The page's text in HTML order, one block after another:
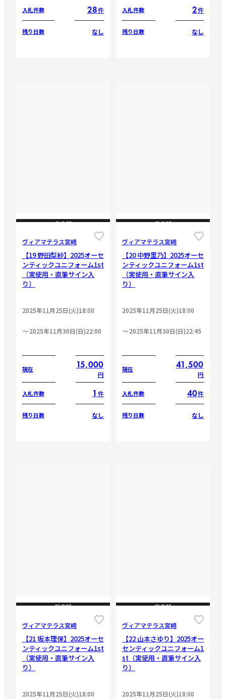
入札件数 28件
残り日数 なし
入札件数 2件
残り日数 なし
CLOSE
ヴィアマテラス宮崎
【19 野田梨紗】2025オーセ
ンティックユニフォーム1st
（実使用・直筆サイン入
り）
2025年11月25日(火)18:00
2025年11月30日(日)22:00
現在 15,000
円
入札件数 1 件
残り日数 なし
CLOSE
ヴィアマテラス宮崎
【20 中野里乃】2025オーセ
ンティックユニフォーム1st
（実使用・直筆サイン入
り）
2025年11月25日(火)18:00
2025年11月30日(日)22:45
現在 41,500
円
入札件数 40件
残り日数 なし
CLOSE
ヴィアマテラス宮崎
【21 坂本理保】2025オーセ
ンティックユニフォーム1st
（実使用・直筆サイン入
り）
2025年11月25日(火)18:00
CLOSE
ヴィアマテラス宮崎
【22 山本さゆり】2025オー
センティックユニフォーム1
st（実使用・直筆サイン入
り）
2025年11月25日(火)18:00